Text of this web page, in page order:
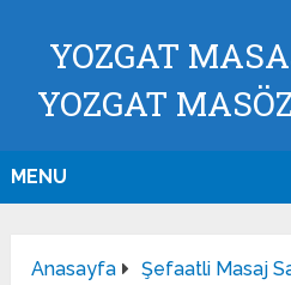
YOZGAT
YOZGAT
MENU
Anasayfa
Şefaatli Masaj